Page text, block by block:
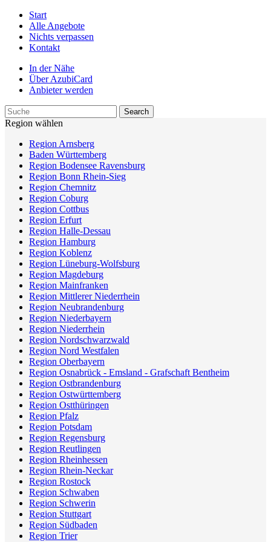
Start
Alle Angebote
Nichts verpassen
Kontakt
In der Nähe
Über AzubiCard
Anbieter werden
Region wählen
Region Arnsberg
Baden Württemberg
Region Bodensee Ravensburg
Region Bonn Rhein-Sieg
Region Chemnitz
Region Coburg
Region Cottbus
Region Erfurt
Region Halle-Dessau
Region Hamburg
Region Koblenz
Region Lüneburg-Wolfsburg
Region Magdeburg
Region Mainfranken
Region Mittlerer Niederrhein
Region Neubrandenburg
Region Niederbayern
Region Niederrhein
Region Nordschwarzwald
Region Nord Westfalen
Region Oberbayern
Region Osnabrück - Emsland - Grafschaft Bentheim
Region Ostbrandenburg
Region Ostwürttemberg
Region Ostthüringen
Region Pfalz
Region Potsdam
Region Regensburg
Region Reutlingen
Region Rheinhessen
Region Rhein-Neckar
Region Rostock
Region Schwaben
Region Schwerin
Region Stuttgart
Region Südbaden
Region Trier